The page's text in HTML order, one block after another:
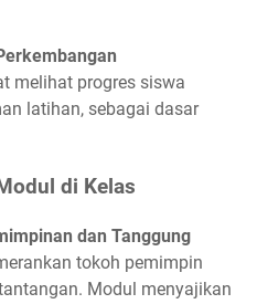
melihat progres siswa
latihan, sebagai dasar
di Kelas
dan Tanggung
tokoh pemimpin
Modul menyajikan